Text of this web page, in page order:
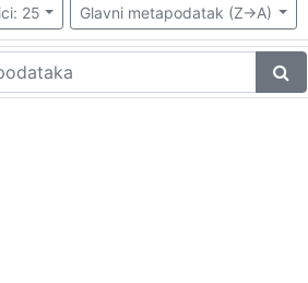
25 Glavni metapodatak (Z->A)